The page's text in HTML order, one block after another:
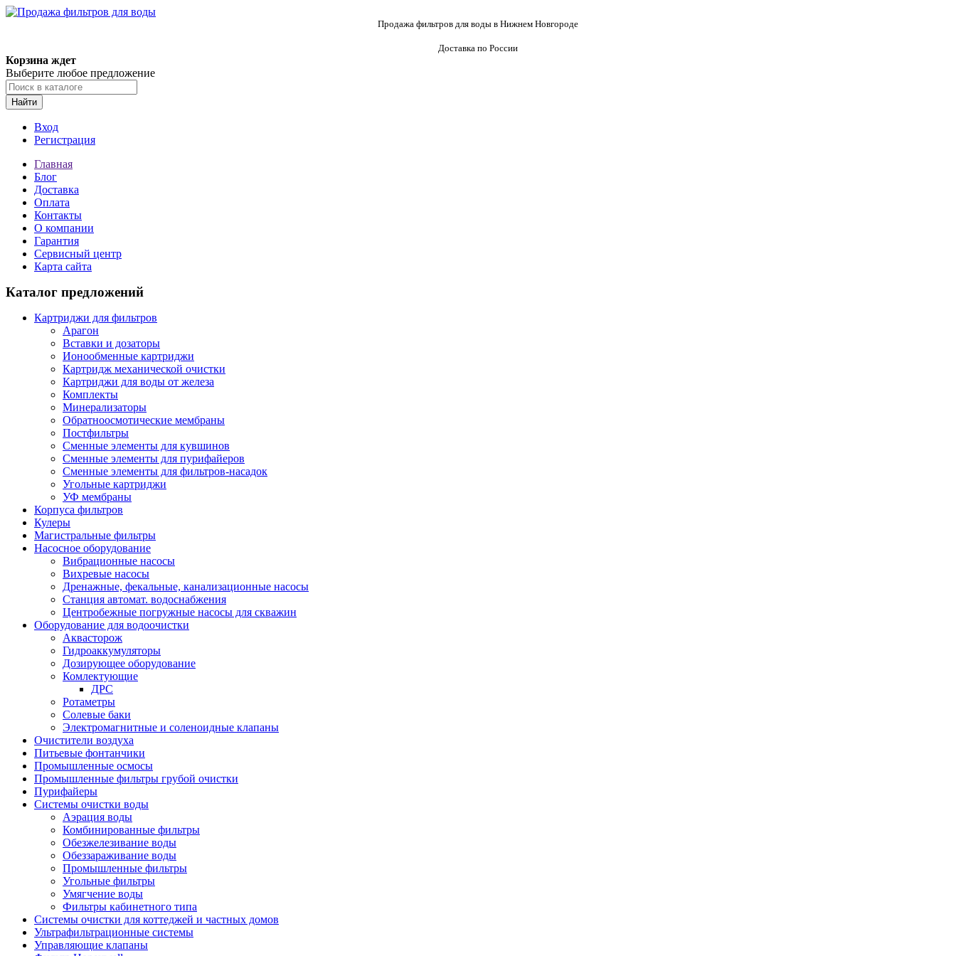
Продажа фильтров для воды в Нижнем Новгороде
Доставка по России
Корзина ждет
Выберите любое предложение
Найти
Вход
Регистрация
Главная
Блог
Доставка
Оплата
Контакты
О компании
Гарантия
Сервисный центр
Карта сайта
Каталог предложений
Картриджи для фильтров
Арагон
Вставки и дозаторы
Ионообменные картриджи
Картридж механической очистки
Картриджи для воды от железа
Комплекты
Минерализаторы
Обратноосмотические мембраны
Постфильтры
Сменные элементы для кувшинов
Сменные элементы для пурифайеров
Сменные элементы для фильтров-насадок
Угольные картриджи
УФ мембраны
Корпуса фильтров
Кулеры
Магистральные фильтры
Насосное оборудование
Вибрационные насосы
Вихревые насосы
Дренажные, фекальные, канализационные насосы
Станция автомат. водоснабжения
Центробежные погружные насосы для скважин
Оборудование для водоочистки
Аквасторож
Гидроаккумуляторы
Дозирующее оборудование
Комлектующие
ДРС
Ротаметры
Солевые баки
Электромагнитные и соленоидные клапаны
Очистители воздуха
Питьевые фонтанчики
Промышленные осмосы
Промышленные фильтры грубой очистки
Пурифайеры
Системы очистки воды
Аэрация воды
Комбинированные фильтры
Обезжелезивание воды
Обеззараживание воды
Промышленные фильтры
Угольные фильтры
Умягчение воды
Фильтры кабинетного типа
Системы очистки для коттеджей и частных домов
Ультрафильтрационные системы
Управляющие клапаны